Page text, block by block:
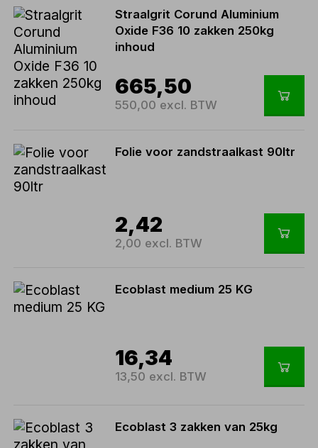
Straalgrit Corund Aluminium
Oxide F36 10 zakken 250kg
inhoud
665,50
550,00 excl. BTW
Folie voor zandstraalkast 90ltr
2,42
2,00 excl. BTW
Ecoblast medium 25 KG
16,34
13,50 excl. BTW
Ecoblast 3 zakken van 25kg